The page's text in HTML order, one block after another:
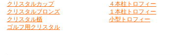
クリスタルカップ
クリスタルブロンズ
クリスタル楯
ゴルフ用クリスタル
４本柱トロフィー
１本柱トロフィー
小型トロフィー